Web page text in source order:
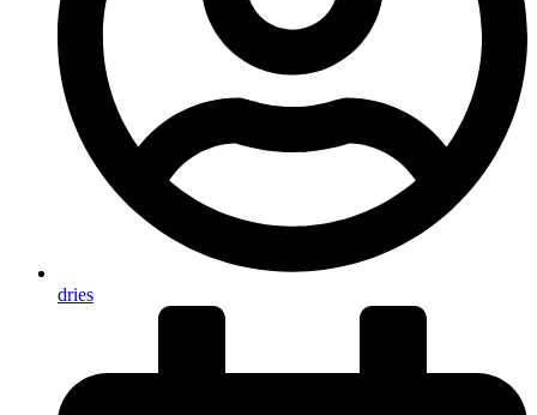
dries